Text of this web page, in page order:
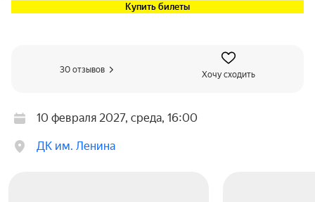
Купить билеты
30 отзывов Хочу сходить
10 февраля 2027, среда, 16:00
ДК им. Ленина